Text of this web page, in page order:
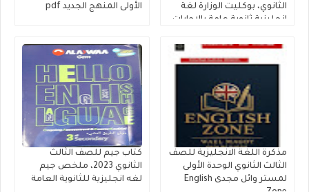
الثانوي، بوكليت الوزارة لغة
إنجليزية ثانوية عامة بالإجابات
الأولى المنهج الجديد pdf
مذكرة اللغة الانجليزية للصف
الثالث الثانوي الوحدة الأولى
لمستر وائل مجدى English
كتاب جيم للصف الثالث
الثانوي 2023، ملخص جيم
لغه انجليزية للثانوية العامة